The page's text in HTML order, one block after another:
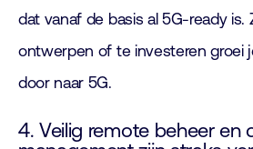
dat vanaf de basis al 5G-ready
ontwerpen of te investeren groei
door naar 5G.
4. Veilig remote beheer en